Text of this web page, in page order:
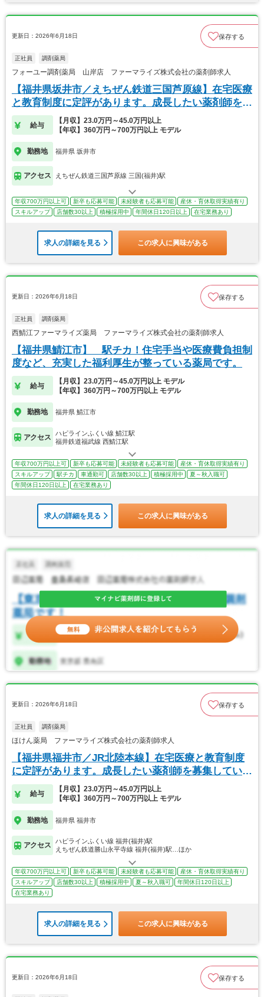
更新日：2026年6月18日 保存する
正社員 調剤薬局
フォーユー調剤薬局 山岸店 ファーマライズ株式会社の薬剤師求人
【福井県坂井市／えちぜん鉄道三国芦原線】在宅医療
と教育制度に定評があります。成長したい薬剤師を募
集！
給与
【月収】23.0万円～45.0万円以上
【年収】360万円～700万円以上 モデル
勤務地 福井県 坂井市
アクセス えちぜん鉄道三国芦原線 三国(福井)駅
年収700万円以上可 新卒も応募可能 未経験者も応募可能
産休・育休取得実績有り
スキルアップ
店舗数30以上 積極採用中 年間休日120日以上 在宅業務あり
求人の詳細を見る この求人に興味がある
更新日：2026年6月18日 保存する
正社員 調剤薬局
西鯖江ファーマライズ薬局 ファーマライズ株式会社の薬剤師求人
【福井県鯖江市】 駅チカ！住宅手当や医療費負担制
度など、充実した福利厚生が整っている薬局です。
給与
【月収】23.0万円～45.0万円以上 モデル
【年収】360万円～700万円以上 モデル
勤務地 福井県 鯖江市
アクセス
ハピラインふくい線 鯖江駅
福井鉄道福武線 西鯖江駅
年収700万円以上可 新卒も応募可能 未経験者も応募可能
産休・育休取得実績有り
スキルアップ
駅チカ 車通勤可 店舗数30以上 積極採用中
夏～秋入職可
年間休日120日以上
在宅業務あり
求人の詳細を見る この求人に興味がある
更新日：2026年6月18日 保存する
正社員 調剤薬局
ほけん薬局 ファーマライズ株式会社の薬剤師求人
【福井県福井市／JR北陸本線】在宅医療と教育制度
に定評があります。成長したい薬剤師を募集していま
す
給与
【月収】23.0万円～45.0万円以上
【年収】360万円～700万円以上 モデル
勤務地 福井県 福井市
アクセス
ハピラインふくい線 福井(福井)駅
えちぜん鉄道勝山永平寺線 福井(福井)駅…ほか
年収700万円以上可 新卒も応募可能 未経験者も応募可能
産休・育休取得実績有り
スキルアップ
店舗数30以上 積極採用中 夏～秋入職可
年間休日120日以上
在宅業務あり
求人の詳細を見る この求人に興味がある
更新日：2026年6月18日 保存する